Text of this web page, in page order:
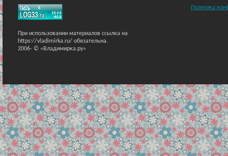
При использовании материалов ссылка на
https://vladimirka.ru/ обязательна.
2006- © «Владимирка.ру»
Политика